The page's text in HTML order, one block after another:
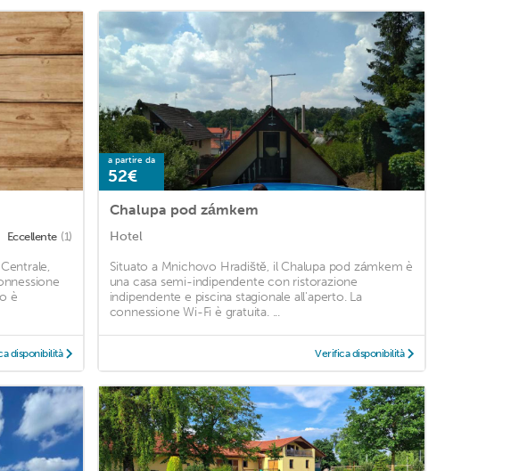
Eccellente (1)
è
disponibilità
a partire da
52€
Chalupa pod zámkem
Hotel
Situato a Mnichovo Hradiště, il Chalupa pod zámkem è
una casa semi-indipendente con ristorazione
indipendente e piscina stagionale all'aperto. La
connessione Wi-Fi è gratuita. ...
Verifica disponibilità